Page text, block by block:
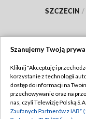
SZCZECIN /
Abonament TVP
Emisja w TVP
Szanujemy Twoją
Kliknij "Akceptuję i
korzystanie z technologii
dostęp do informacji na
przechowywanie oraz na
nas, czyli Telewizję Polską
Zaufanych Partnerów z IAB*